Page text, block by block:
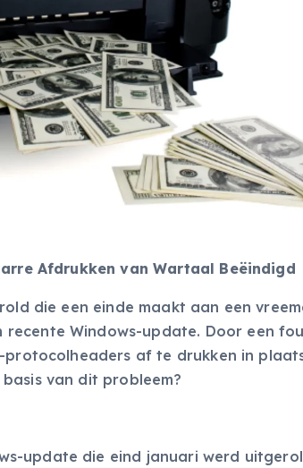
Afdrukken van Wartaal Beëindigd
die een einde maakt aan een
Windows-update. Door een
af te drukken in
van dit probleem?
update die eind januari werd